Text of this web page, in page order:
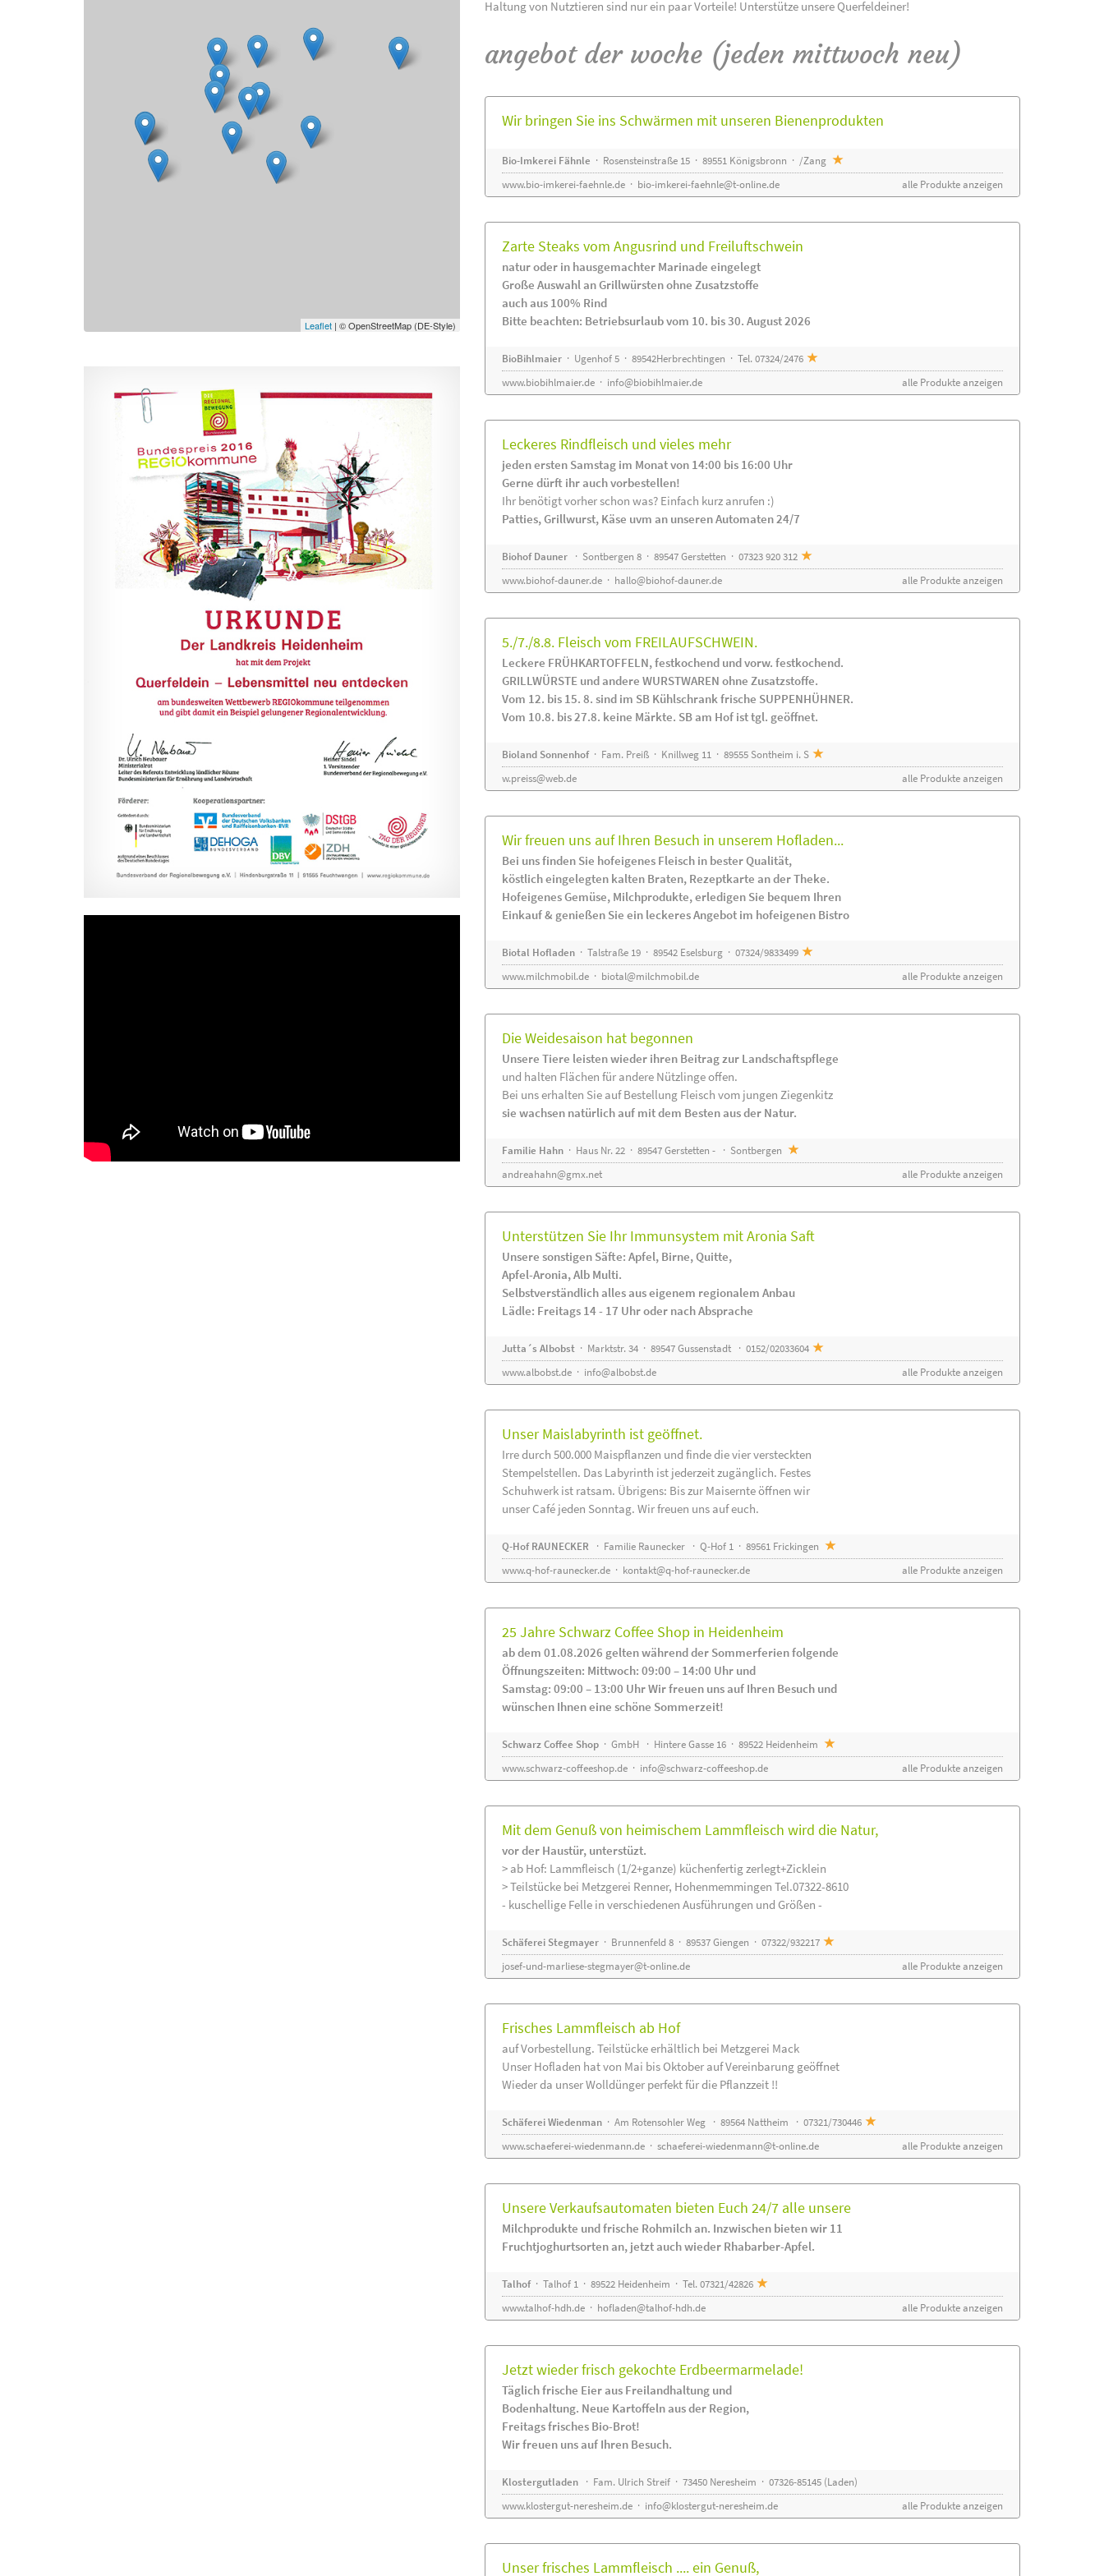
Leaflet| © OpenStreetMap (DE-Style)
Haltung von Nutztieren sind nur ein paar Vorteile! Unterstütze unsere Querfeldeiner!
angebot der woche (jeden mittwoch neu)
Wir bringen Sie ins Schwärmen mit unseren Bienenprodukten
Bio-Imkerei Fähnle · Rosensteinstraße 15 · 89551 Königsbronn · /Zang
www.bio-imkerei-faehnle.de· bio-imkerei-faehnle@t-online.de alle Produkte anzeigen
Zarte Steaks vom Angusrind und Freiluftschwein
natur oder in hausgemachter Marinade eingelegt
Große Auswahl an Grillwürsten ohne Zusatzstoffe
auch aus 100% Rind
Bitte beachten: Betriebsurlaub vom 10. bis 30. August 2026
BioBihlmaier· Ugenhof 5 · 89542Herbrechtingen · Tel. 07324/2476
www.biobihlmaier.de· info@biobihlmaier.de alle Produkte anzeigen
Leckeres Rindfleisch und vieles mehr
jeden ersten Samstag im Monat von 14:00 bis 16:00 Uhr
Gerne dürft ihr auch vorbestellen!
Ihr benötigt vorher schon was? Einfach kurz anrufen :)
Patties, Grillwurst, Käse uvm an unseren Automaten 24/7
Biohof Dauner · Sontbergen 8 · 89547 Gerstetten · 07323 920 312
www.biohof-dauner.de· hallo@biohof-dauner.de alle Produkte anzeigen
5./7./8.8. Fleisch vom FREILAUFSCHWEIN.
Leckere FRÜHKARTOFFELN, festkochend und vorw. festkochend.
GRILLWÜRSTE und andere WURSTWAREN ohne Zusatzstoffe.
Vom 12. bis 15. 8. sind im SB Kühlschrank frische SUPPENHÜHNER.
Vom 10.8. bis 27.8. keine Märkte. SB am Hof ist tgl. geöffnet.
Bioland Sonnenhof· Fam. Preiß · Knillweg 11 · 89555 Sontheim i. S
w.preiss@web.de
alle Produkte anzeigen
Wir freuen uns auf Ihren Besuch in unserem Hofladen...
Bei uns finden Sie hofeigenes Fleisch in bester Qualität,
köstlich eingelegten kalten Braten, Rezeptkarte an der Theke.
Hofeigenes Gemüse, Milchprodukte, erledigen Sie bequem Ihren
Einkauf & genießen Sie ein leckeres Angebot im hofeigenen Bistro
Biotal Hofladen· Talstraße 19 · 89542 Eselsburg · 07324/9833499
www.milchmobil.de· biotal@milchmobil.de alle Produkte anzeigen
Die Weidesaison hat begonnen
Unsere Tiere leisten wieder ihren Beitrag zur Landschaftspflege
und halten Flächen für andere Nützlinge offen.
Bei uns erhalten Sie auf Bestellung Fleisch vom jungen Ziegenkitz
sie wachsen natürlich auf mit dem Besten aus der Natur.
Familie Hahn· Haus Nr. 22 · 89547 Gerstetten - · Sontbergen
andreahahn@gmx.net
alle Produkte anzeigen
Unterstützen Sie Ihr Immunsystem mit Aronia Saft
Unsere sonstigen Säfte: Apfel, Birne, Quitte,
Apfel-Aronia, Alb Multi.
Selbstverständlich alles aus eigenem regionalem Anbau
Lädle: Freitags 14 - 17 Uhr oder nach Absprache
Jutta´s Albobst· Marktstr. 34 · 89547 Gussenstadt · 0152/02033604
www.albobst.de· info@albobst.de alle Produkte anzeigen
Unser Maislabyrinth ist geöffnet.
Irre durch 500.000 Maispflanzen und finde die vier versteckten
Stempelstellen. Das Labyrinth ist jederzeit zugänglich. Festes
Schuhwerk ist ratsam. Übrigens: Bis zur Maisernte öffnen wir
unser Café jeden Sonntag. Wir freuen uns auf euch.
Q-Hof RAUNECKER
· Familie Raunecker · Q-Hof 1 · 89561 Frickingen
www.q-hof-raunecker.de· kontakt@q-hof-raunecker.de alle Produkte anzeigen
25 Jahre Schwarz Coffee Shop in Heidenheim
ab dem 01.08.2026 gelten während der Sommerferien folgende
Öffnungszeiten: Mittwoch: 09:00 – 14:00 Uhr und
Samstag: 09:00 – 13:00 Uhr Wir freuen uns auf Ihren Besuch und
wünschen Ihnen eine schöne Sommerzeit!
Schwarz Coffee Shop· GmbH · Hintere Gasse 16 · 89522 Heidenheim
www.schwarz-coffeeshop.de· info@schwarz-coffeeshop.de alle Produkte anzeigen
Mit dem Genuß von heimischem Lammfleisch wird die Natur,
vor der Haustür, unterstüzt.
> ab Hof: Lammfleisch (1/2+ganze) küchenfertig zerlegt+Zicklein
> Teilstücke bei Metzgerei Renner, Hohenmemmingen Tel.07322-8610
- kuschellige Felle in verschiedenen Ausführungen und Größen -
Schäferei Stegmayer· Brunnenfeld 8 · 89537 Giengen · 07322/932217
josef-und-marliese-stegmayer@t-online.de
alle Produkte anzeigen
Frisches Lammfleisch ab Hof
auf Vorbestellung. Teilstücke erhältlich bei Metzgerei Mack
Unser Hofladen hat von Mai bis Oktober auf Vereinbarung geöffnet
Wieder da unser Wolldünger perfekt für die Pflanzzeit !!
Schäferei Wiedenman· Am Rotensohler Weg · 89564 Nattheim · 07321/730446
www.schaeferei-wiedenmann.de· schaeferei-wiedenmann@t-online.de alle Produkte anzeigen
Unsere Verkaufsautomaten bieten Euch 24/7 alle unsere
Milchprodukte und frische Rohmilch an. Inzwischen bieten wir 11
Fruchtjoghurtsorten an, jetzt auch wieder Rhabarber-Apfel.
Talhof· Talhof 1 · 89522 Heidenheim · Tel. 07321/42826
www.talhof-hdh.de· hofladen@talhof-hdh.de alle Produkte anzeigen
Jetzt wieder frisch gekochte Erdbeermarmelade!
Täglich frische Eier aus Freilandhaltung und
Bodenhaltung. Neue Kartoffeln aus der Region,
Freitags frisches Bio-Brot!
Wir freuen uns auf Ihren Besuch.
Klostergutladen · Fam. Ulrich Streif · 73450 Neresheim · 07326-85145 (Laden)
www.klostergut-neresheim.de· info@klostergut-neresheim.de alle Produkte anzeigen
Unser frisches Lammfleisch .... ein Genuß,